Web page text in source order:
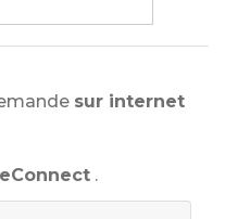
sur internet
.